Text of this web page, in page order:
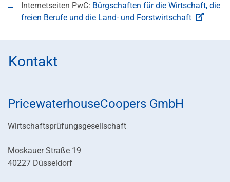
Internetseiten PwC: Bürgschaften für die Wirtschaft, die
freien Berufe und die Land- und Forstwirtschaft
Kontakt
PricewaterhouseCoopers GmbH
Wirtschaftsprüfungsgesellschaft
Moskauer Straße 19
40227 Düsseldorf